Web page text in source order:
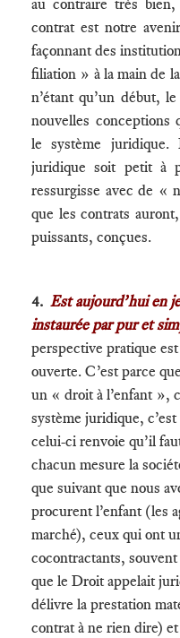
au contraire très
contrat est notre
façonnant des
filiation » à la main de
n’étant qu’un début,
nouvelles conceptions
le système juridique.
juridique soit petit à
ressurgisse avec de «
que les contrats
puissants, conçues.
4. Est aujourd’hui en
instaurée par pur et
perspective pratique
ouverte. C’est parce
un « droit à l’enfant »,
système juridique,
celui-ci renvoie qu’il
chacun mesure la
que suivant que nous
procurent l’enfant (les
marché), ceux qui ont
cocontractants, souvent
que le Droit appelait
délivre la prestation
contrat à ne rien dire)